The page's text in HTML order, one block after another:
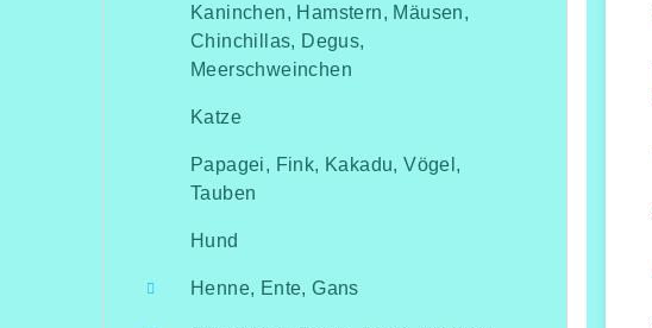
Kaninchen, Hamstern, Mäusen,
Chinchillas, Degus,
Meerschweinchen
Katze
Papagei, Fink, Kakadu, Vögel,
Tauben
Hund
Henne, Ente, Gans